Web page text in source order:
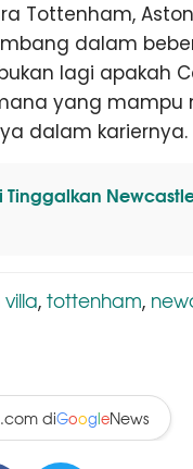
Tottenham,
dalam
lagi apakah
yang
dalam kariernya.
Tinggalkan
, tottenham,
diGoogleNews